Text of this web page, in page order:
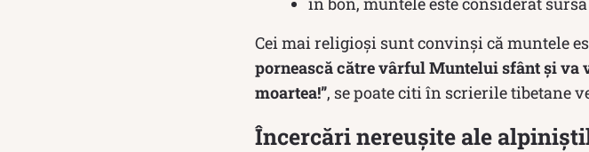
Cei mai religioși sunt convinși că muntele
pornească către vârful Muntelui sfânt și va
moartea!”, se poate citi în scrierile tibetane
Încercări nereușite ale